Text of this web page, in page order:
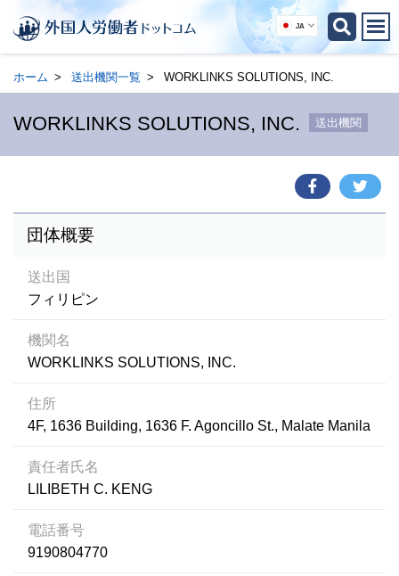
JA
ホーム 送出機関一覧 WORKLINKS SOLUTIONS, INC.
WORKLINKS SOLUTIONS, INC. 送出機関
団体概要
送出国
フィリピン
機関名
WORKLINKS SOLUTIONS, INC.
住所
4F, 1636 Building, 1636 F. Agoncillo St., Malate Manila
責任者氏名
LILIBETH C. KENG
電話番号
9190804770